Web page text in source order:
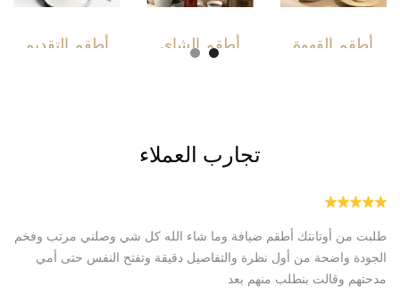
أطقم القهوة أطقم الشاي أطقم التقديم
تجارب العملاء
طلبت من أوتانتك أطقم ضيافة وما شاء الله كل شي وصلني مرتب وفخم
الجودة واضحة من أول نظرة والتفاصيل دقيقة وتفتح النفس حتى أمي
مدحتهم وقالت بنطلب منهم بعد